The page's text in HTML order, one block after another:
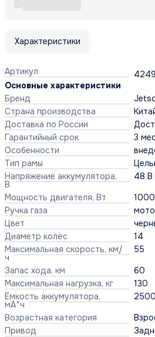
Характеристики
Артикул
4249
Основные характеристики
Бренд
Страна производства
Доставка по России
Гарантийный срок
3
Особенности
Тип рамы
Напряжение аккумулятора,
В
48 В
Мощность двигателя, Вт
1000
Ручка газа
Цвет
Диаметр колёс
14
Максимальная скорость, км/
ч
55
Запас хода, км
60
Максимальная нагрузка, кг
130
Ёмкость аккумулятора,
мА*ч
Возрастная категория
Привод